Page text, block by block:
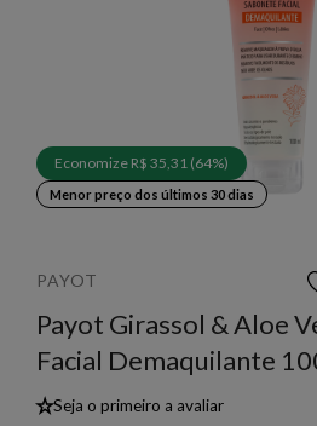
Economize R$ 35,31 (64%)
Menor preço dos últimos 30 dias
PAYOT
Payot Girassol & Aloe
Facial Demaquilante
★Seja o primeiro a avaliar